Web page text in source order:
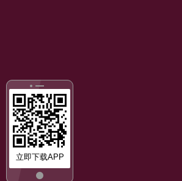
立即下载APP